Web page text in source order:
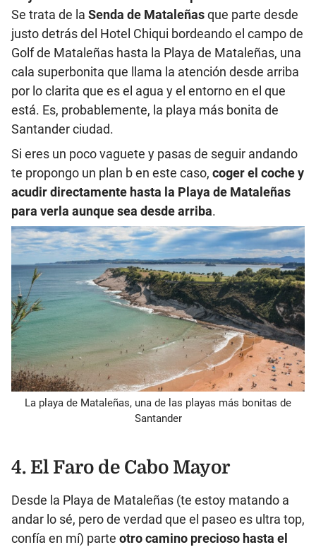
Se trata de la Senda de Mataleñasque parte desde
justo detrás del Hotel Chiqui bordeando el campo de
Golf de Mataleñas hasta la Playa de Mataleñas, una
cala superbonita que llama la atención desde arriba
por lo clarita que es el agua y el entorno en el que
está. Es, probablemente, la playa más bonita de
Santander ciudad.
Si eres un poco vaguete y pasas de seguir andando
te propongo un plan b en este caso, coger el coche y
acudir directamente hasta la Playa de Mataleñas
para verla aunque sea desde arriba.
La playa de Mataleñas, una de las playas más bonitas de
Santander
4. El Faro de Cabo Mayor
Desde la Playa de Mataleñas (te estoy matando a
andar lo sé, pero de verdad que el paseo es ultra top,
confía en mí) parte otro camino precioso hasta el